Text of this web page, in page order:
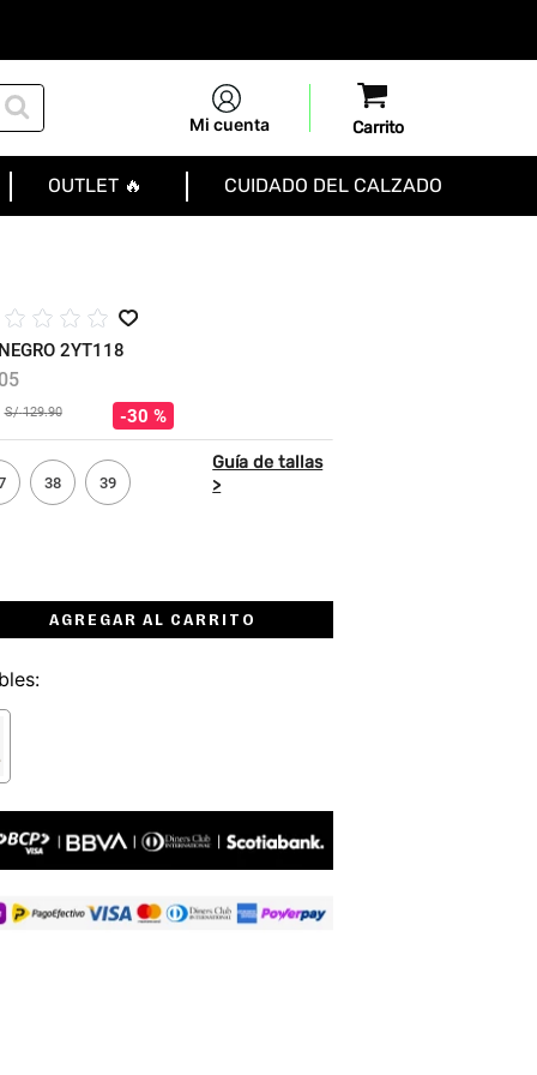
Mi cuenta
OUTLET 🔥 CUIDADO DEL CALZADO
☆ ☆ ☆ ☆
2YT118
S/ 129.90 30 %
38 39
AGREGAR AL CARRITO